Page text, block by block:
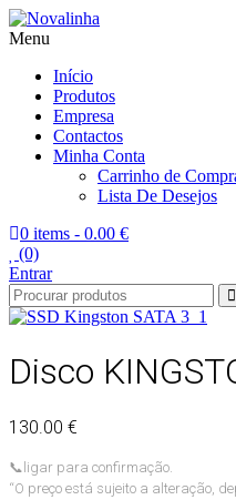
Novalinha
Informatica
Menu
Início
Produtos
Empresa
Contactos
Minha Conta
Carrinho de
Lista De Desejos
0 items - 0.00 €
(0)
Entrar
Disco
130.00 €
📞 ligar para confirmação.
“O preço está sujeito a alteração,